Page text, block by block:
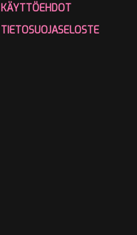
KÄYTTÖEHDOT
TIETOSUOJASELOSTE